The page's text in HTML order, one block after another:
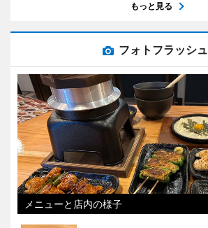
もっと見る
フォトフラッシュ
メニューと店内の様子